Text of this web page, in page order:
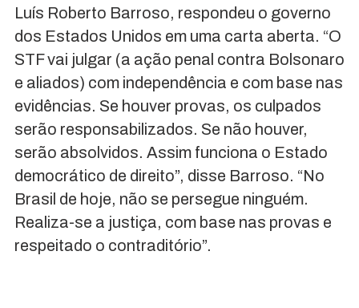
Luís Roberto Barroso, respondeu o governo
dos Estados Unidos em uma carta aberta. “O
STF vai julgar (a ação penal contra Bolsonaro
e aliados) com independência e com base nas
evidências. Se houver provas, os culpados
serão responsabilizados. Se não houver,
serão absolvidos. Assim funciona o Estado
democrático de direito”, disse Barroso. “No
Brasil de hoje, não se persegue ninguém.
Realiza-se a justiça, com base nas provas e
respeitado o contraditório”.